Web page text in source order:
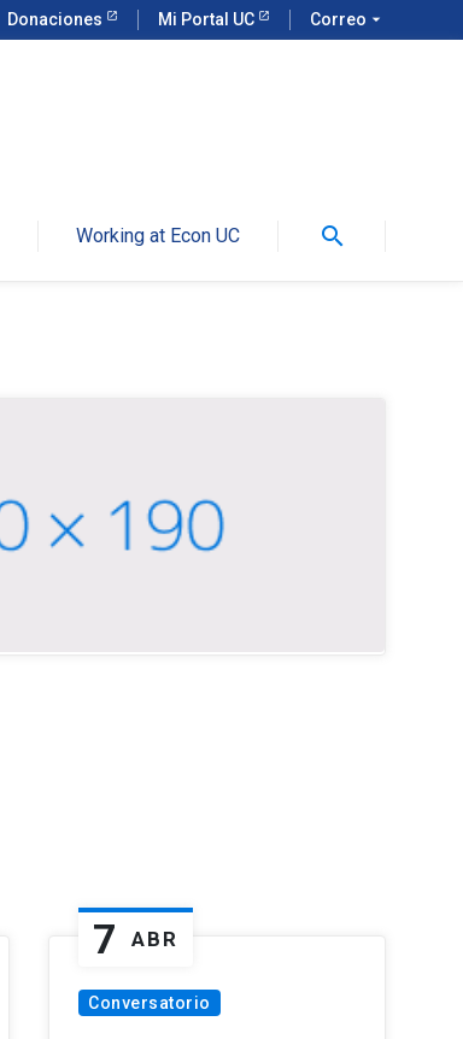
Donaciones Mi Portal UC Correo arrow_drop_down
Working at Econ UC search
7 ABR
Conversatorio